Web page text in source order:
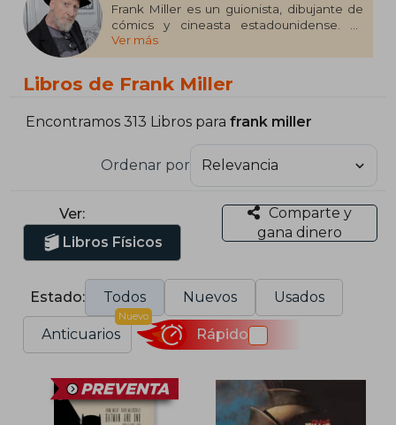
Frank Miller es un guionista, dibujante de
cómics y cineasta estadounidense. Es
conocido mundialmente por sus obras
populares The Dark Knight Returns, Born
el año 2005 con la colorista de cómic e
Ver más
Libros de Frank Miller
Encontramos 313 Libros parafrank miller
Ordenar por
Ver:
Libros Físicos
Comparte y
gana dinero
Estado: Todos Nuevos Usados
Anticuarios
Nuevo
Rápido